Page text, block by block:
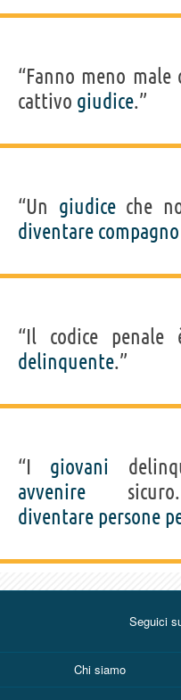
“Fanno meno
cattivo giudice.”
“Un giudiceche
diventare compagno
“Il codice
delinquente.”
“I giovani
avvenire
diventare persone
Seguici
Chi siamo